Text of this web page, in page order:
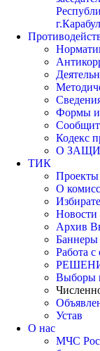
Формы и
Кодекс
О
ТИК
О
Новости
Архив
Баннеры
Работа
Выборы
Устав
О нас
МЧС